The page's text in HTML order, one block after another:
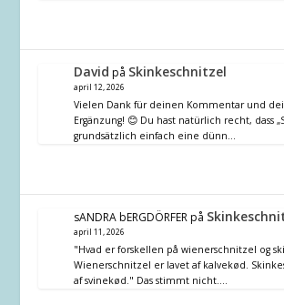
David på Skinkeschnitzel
april 12, 2026
Vielen Dank für deinen Kommentar und
Ergänzung! 😊 Du hast natürlich recht, dass
grundsätzlich einfach eine dünn…
sANDRA bERGDÖRFERpå
april 11, 2026
"Hvad er forskellen på wienerschnitzel og
Wienerschnitzel er lavet af kalvekød.
af svinekød." Das stimmt nicht.…